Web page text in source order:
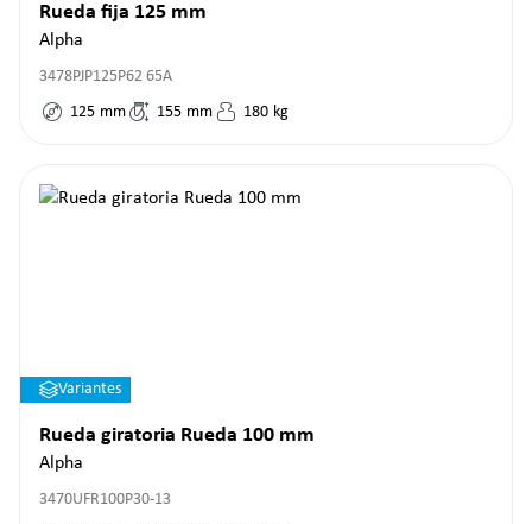
Rueda fija 125 mm
Alpha
3478PJP125P62 65A
125 mm 155 mm 180 kg
Variantes
Rueda giratoria Rueda 100 mm
Alpha
3470UFR100P30-13